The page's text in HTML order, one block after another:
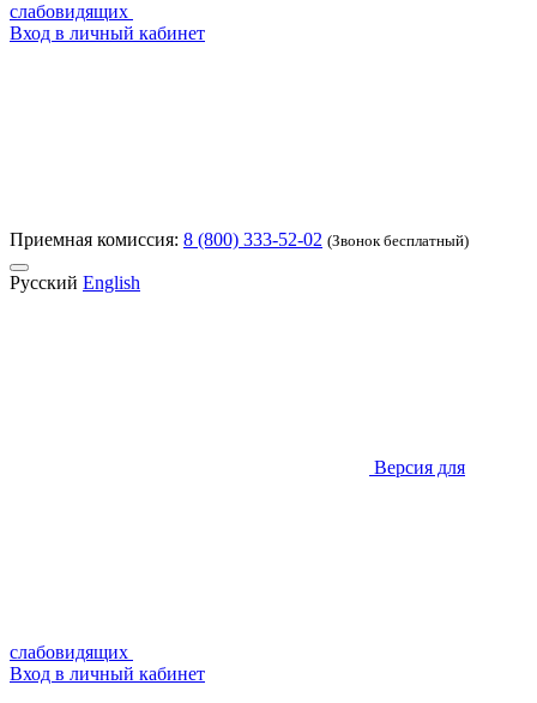
слабовидящих
Вход в личный кабинет
Приемная комиссия: 8 (800) 333-52-02 (Звонок бесплатный)
Русский English
Версия для
слабовидящих
Вход в личный кабинет